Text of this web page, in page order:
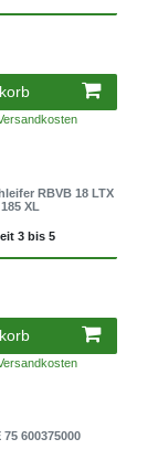
RBVB 18 LTX
XL
3 bis 5
600375000